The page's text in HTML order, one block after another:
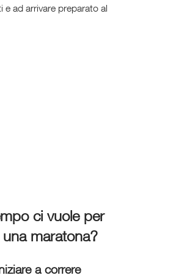
e ad arrivare preparato al
ci vuole per
maratona?
a correre